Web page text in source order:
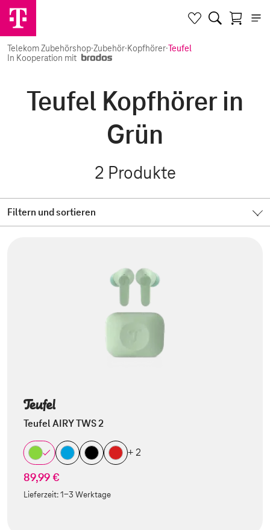
Telekom Zubehörshop·Zubehör·Kopfhörer·Teufel
In Kooperation mit
Teufel Kopfhörer in
Grün
2 Produkte
Filtern und sortieren
Teufel AIRY TWS 2
+ 2
89,99 €
Lieferzeit:1-3 Werktage